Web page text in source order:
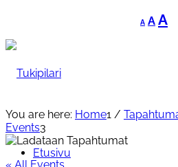
A
Decrease
font
A
font
A
Etusivu
You are here: Home1 /
Events3